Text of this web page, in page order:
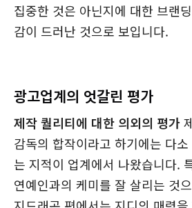
집중한 것은 아닌지에 대한 브랜
감이 드러난 것으로 보입니다.
광고업계의 엇갈린 평가
제작 퀄리티에 대한 의외의 평가
감독의 합작이라고 하기에는 다
는 지적이 업계에서 나왔습니다.
연예인과의 케미를 잘 살리는 것